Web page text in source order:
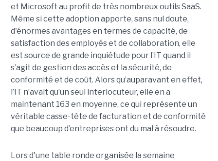
et Microsoft au profit de très nombreux outils SaaS.
Même si cette adoption apporte, sans nul doute,
d'énormes avantages en termes de capacité, de
satisfaction des employés et de collaboration, elle
est source de grande inquiétude pour l’IT quand il
s’agit de gestion des accès et la sécurité, de
conformité et de coût. Alors qu’auparavant en effet,
l’IT n’avait qu’un seul interlocuteur, elle en a
maintenant 163 en moyenne, ce qui représente un
véritable casse-tête de facturation et de conformité
que beaucoup d’entreprises ont du mal à résoudre.
Lors d'une table ronde organisée la semaine